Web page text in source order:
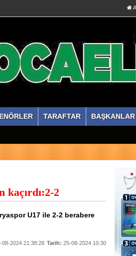
TARAFTAR BAŞKANLAR
kaçırdı:2-2
U17 ile 2-2 berabere
08-2024 21:38:28 Tarih: 25-08-2024 10:30